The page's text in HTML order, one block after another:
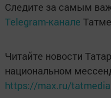
Следите за самым
Telegram-канале
Читайте новости
национальном
https://max.ru/tatmedia